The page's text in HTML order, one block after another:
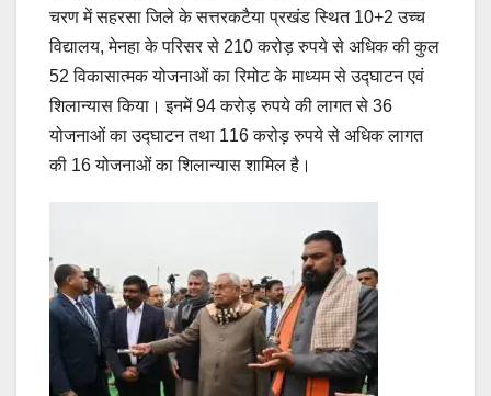
चरण में सहरसा जिले के सत्तरकटैया प्रखंड स्थित 10+2 उच्च
विद्यालय, मेनहा के परिसर से 210 करोड़ रुपये से अधिक की कुल
52 विकासात्मक योजनाओं का रिमोट के माध्यम से उ‌द्घाटन एवं
शिलान्यास किया। इनमें 94 करोड़ रुपये की लागत से 36
योजनाओं का उ‌द्घाटन तथा 116 करोड़ रुपये से अधिक लागत
की 16 योजनाओं का शिलान्यास शामिल है।